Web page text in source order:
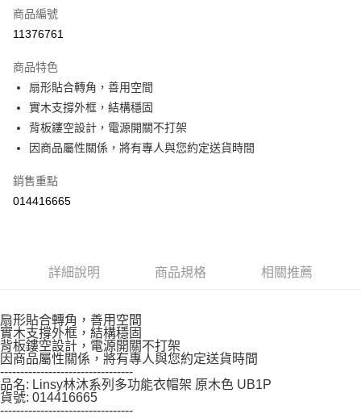
【「AFTEE先享後付」結帳流程】
結帳頁面，進行簡訊認證並確認金額後，即可完成結帳。
３．收到繳費通知簡訊後14天內，點擊此簡訊中的連結，可透過四大超商／
ATM／網路銀行／等多元方式進行付款，方視為交易完成。
購買商品的店家。未經商家同意取消之訂單仍視為有效，需透過AFTEE先享
後付繳納相關費用。
※ 交易是否成功請以「AFTEE先享後付 」之結帳頁面顯示為準，若有關於
是否繳費成功／繳費後需取消欲退款等相關疑問，請聯繫「AFTEE先享後付
【注意事項】
https://aftee.tw/terms/#terms3
任。
４．使用「AFTEE先享後付」時，將依據個別帳號之用戶狀況，依本公司即
時審查核予不同之上限額度；若仍有額度不足之情形，本公司將視審查結果
請求用戶進行身份認證。
５．嚴禁一人註冊多個帳號或使用他人資訊註冊。若發現惡意使用之情形，
恩沛科技股份有限公司將有權停止該用戶之使用額度並採取法律行動。
商品編號
11376761
商品特色
扇形貼合轉角，善用空間
實木支撐外框，結構穩固
背板鏤空設計，電源開關不打架
因商品屬性關係，將有專人與您約定送貨時間
銷售重點
014416665
詳細說明 商品規格 相關推薦
扇形貼合轉角，善用空間
實木支撐外框，結構穩固
背板鏤空設計，電源開關不打架
因商品屬性關係，將有專人與您約定送貨時間
---------------------------------
品名: Linsy林沐系列多功能衣帽架 原木色 UB1P
貨號: 014416665
---------------------------------